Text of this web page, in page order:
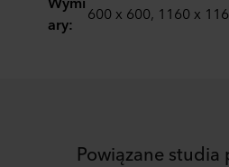
ary:
600 x 600, 1160 x
Powiązane